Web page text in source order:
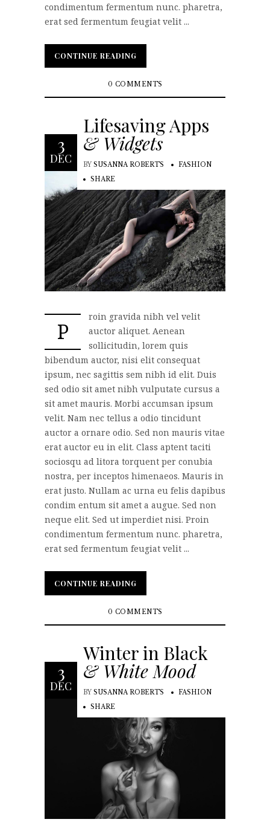
condimentum fermentum nunc. pharetra,
erat sed fermentum feugiat velit ...
CONTINUE READING
CONTINUE READING
0 COMMENTS
3
DEC
Lifesaving Apps
& Widgets
BY SUSANNA ROBERTS
FASHION
SHARE
P
roin gravida nibh vel velit
auctor aliquet. Aenean
sollicitudin, lorem quis
bibendum auctor, nisi elit consequat
ipsum, nec sagittis sem nibh id elit. Duis
sed odio sit amet nibh vulputate cursus a
sit amet mauris. Morbi accumsan ipsum
velit. Nam nec tellus a odio tincidunt
auctor a ornare odio. Sed non mauris vitae
erat auctor eu in elit. Class aptent taciti
sociosqu ad litora torquent per conubia
nostra, per inceptos himenaeos. Mauris in
erat justo. Nullam ac urna eu felis dapibus
condim entum sit amet a augue. Sed non
neque elit. Sed ut imperdiet nisi. Proin
condimentum fermentum nunc. pharetra,
erat sed fermentum feugiat velit ...
CONTINUE READING
CONTINUE READING
0 COMMENTS
3
DEC
Winter in Black
& White Mood
BY SUSANNA ROBERTS
FASHION
SHARE